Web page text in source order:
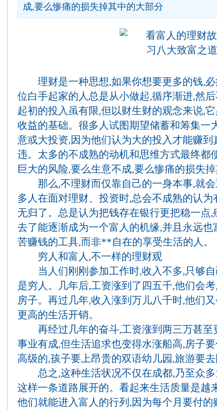
成,要么惨痛的损失掉其中的大部分
理财是一种思想,如果你想要更多的钱,必
位白手起家的人总是从小做起,循序渐进,然
起初的投入虽有限,但以财生财的观念来说,
收益的基础。很多人试图期望储蓄和筹集一
意或大投资,因为他们认为大的投入才能赚
违。太多的不成熟的动机和思维方式最终都
巨大的风险,要么生意不成,要么惨痛的损失
那么,不理财而仅靠自己的一身本事,就会
多人在面对理财、投资时,总会不成熟的认
无归了。总是认为把钱存在银行更把稳一点
去了能逐渐成为一个富人的机缘,并且永远
苦赚钱的工具,而非**自在的享受生活的人。
穷人和富人,不一样的理财观
当人们刚刚参加工作时,收入不多,只够自
是穷人。几年后,工资涨到了四五千,他们会
房子。再过几年,收入涨到万儿八千时,他们
更高的生活开销。
再经过几年的奋斗,工资涨到两三万甚至
事业有成,但生活追求也变得水涨船高,房子
高级的,孩子要上昂贵的双语幼儿园,旅游要
总之,这种生活状况不仅在成都,乃至众多
这样一条道路展开的。看起来生活质量是越
他们就能进入富人的行列,因为每个月要付